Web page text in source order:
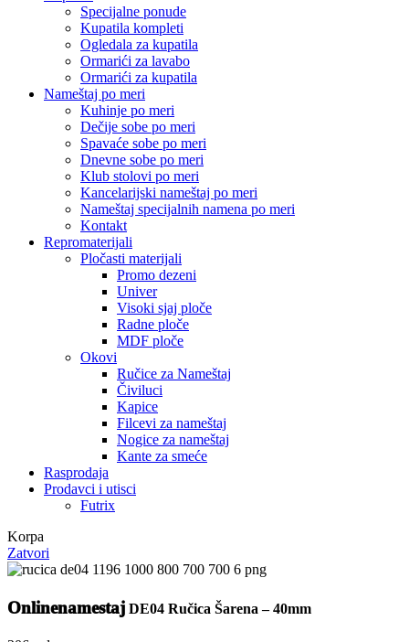
Specijalne ponude
Kupatila kompleti
Ogledala za kupatila
Ormarići za lavabo
Ormarići za kupatila
Nameštaj po meri
Kuhinje po meri
Dečije sobe po meri
Spavaće sobe po meri
Dnevne sobe po meri
Klub stolovi po meri
Kancelarijski nameštaj po meri
Nameštaj specijalnih namena po meri
Kontakt
Repromaterijali
Pločasti materijali
Promo dezeni
Univer
Visoki sjaj ploče
Radne ploče
MDF ploče
Okovi
Ručice za Nameštaj
Čiviluci
Kapice
Filcevi za nameštaj
Nogice za nameštaj
Kante za smeće
Rasprodaja
Prodavci i utisci
Futrix
Korpa
Zatvori
Onlinenamestaj DE04 Ručica Šarena – 40mm